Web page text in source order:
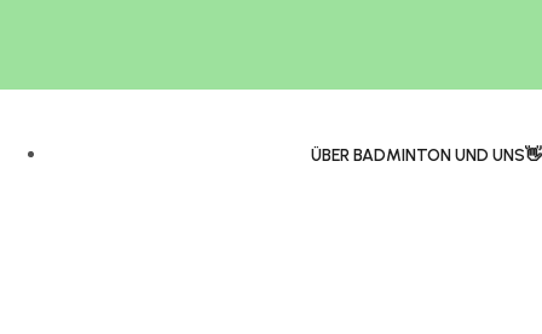
ÜBER BADMINTON UND UNS👋